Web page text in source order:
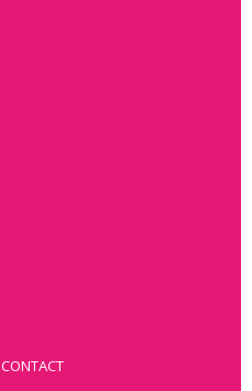
CONTACT